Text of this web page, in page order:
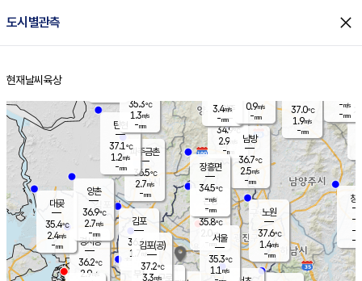
도시별관측 close
홈
현재날씨 육상
양주
34.9℃
2.9
-mm
경서동
36.2℃
2.9m/s
파주금촌
36.5℃
2.7m/s
-mm
37.0℃
1.9m/s
-mm
대곶
35.4℃
2.4m/s
-mm
창
-
-m/
-
탄현
37.1℃
1.2m/s
-mm
-m/s
-mm
김포
36.6℃
1.7 m/s
mm
부천
양촌
36.9℃
2.7m/s
-mm
구로
은평
35.8℃
2.0 m/s
- mm
노원
37.6℃
1.4m/s
-mm
남방
36.7℃
2.5m/s
-mm
장흥면
34.5℃
-m/s
-mm
3.4m/s
-mm
김포(공)
37.2℃
3.3m/s
서울
35.3℃
1.1 m/s
35.3℃
1.3m/s
-mm
0.9m/s
-mm